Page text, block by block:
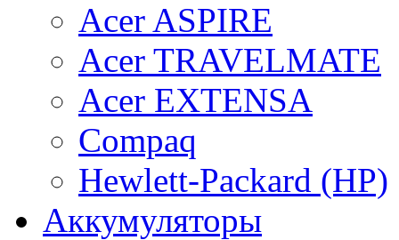
Acer ASPIRE
Acer TRAVELMATE
Acer EXTENSA
Compaq
Hewlett-Packard (HP)
Аккумуляторы